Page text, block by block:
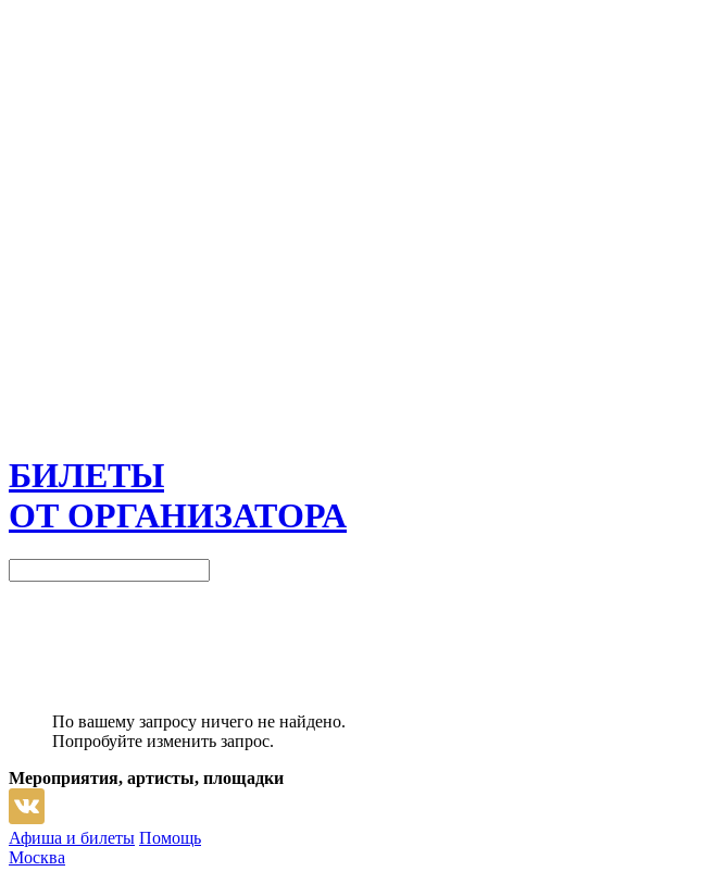
БИЛЕТЫ
ОТ ОРГАНИЗАТОРА
По вашему запросу ничего не найдено.
Попробуйте изменить запрос.
Мероприятия, артисты, площадки
Афиша и билеты Помощь
Москва